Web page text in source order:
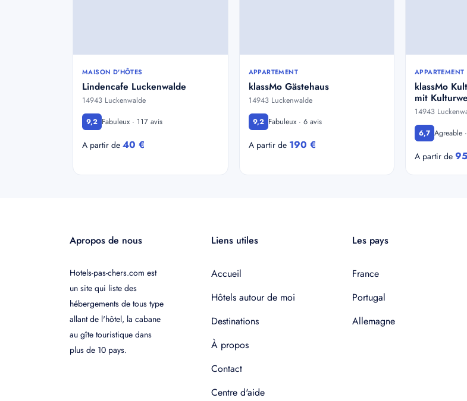
MAISON D'HÔTES
Lindencafe Luckenwalde
14943 Luckenwalde
9,2 Fabuleux · 117 avis
A partir de 40 €
APPARTEMENT
klassMo Gästehaus
14943 Luckenwalde
9,2 Fabuleux · 6 avis
A partir de 190 €
APPARTEMENT
klassMo
mit
14943
6,7 Agreable
A partir de
Apropos de nous
Hotels-pas-chers.com est
un site qui liste des
hébergements de tous type
allant de l'hôtel, la cabane
au gîte touristique dans
plus de 10 pays.
Liens utiles
Accueil
Hôtels autour de moi
Destinations
À propos
Contact
Centre d'aide
Les pays
France
Portugal
Allemagne